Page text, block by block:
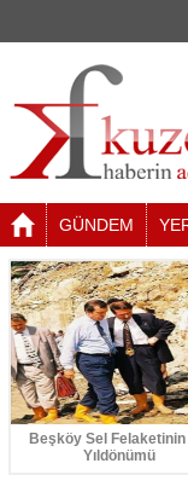
GÜNDEM
Beşköy Sel Felaketinin
Yıldönümü